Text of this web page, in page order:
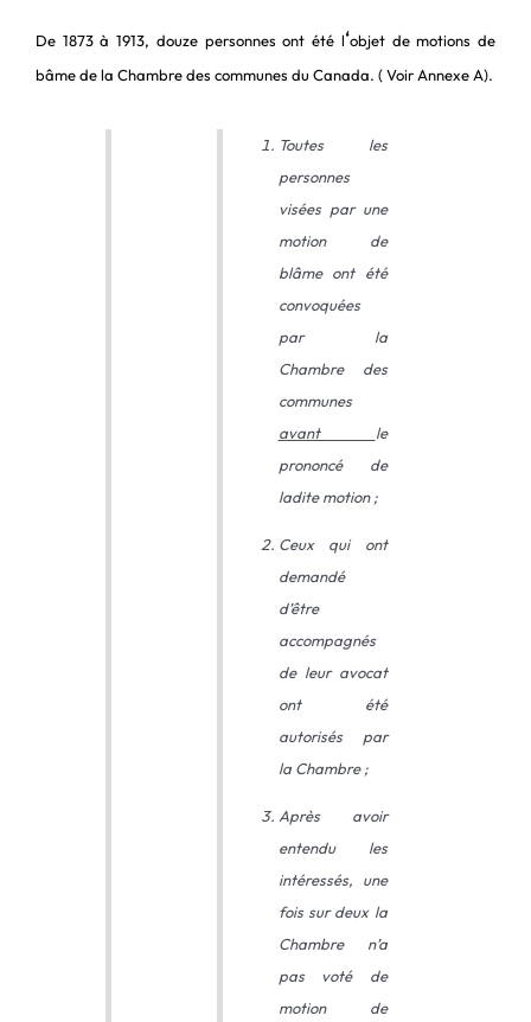
De 1873 à 1913, douze personnes ont été l‘objet de motions de
bâme de la Chambre des communes du Canada. ( Voir Annexe A).
Toutes les
personnes
visées par une
motion de
blâme ont été
convoquées
par la
Chambre des
communes
avant le
prononcé de
ladite motion ;
Ceux qui ont
demandé
d’être
accompagnés
de leur avocat
ont été
autorisés par
la Chambre ;
Après avoir
entendu les
intéressés, une
fois sur deux la
Chambre n’a
pas voté de
motion de